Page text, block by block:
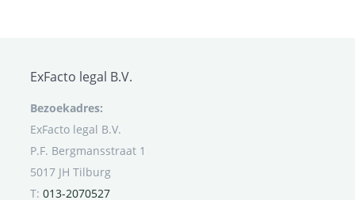
ExFacto legal B.V.
Bezoekadres:
ExFacto legal B.V.
P.F. Bergmansstraat 1
5017 JH Tilburg
T: 013-2070527